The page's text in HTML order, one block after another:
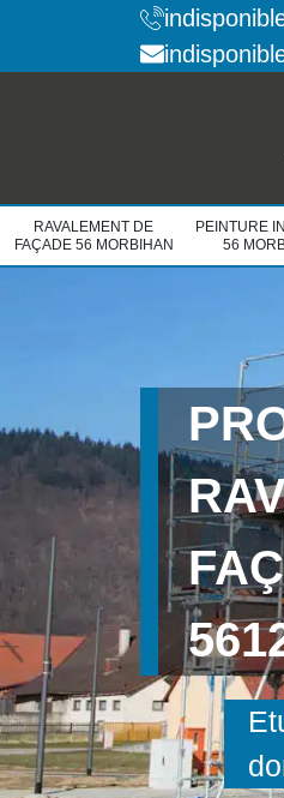
RAVALEMENT DE
FAÇADE 56 MORBIHAN
PEINTURE
56